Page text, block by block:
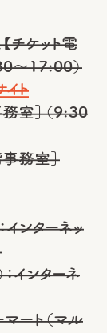
ケット電
～17:00）
ト
室］（9:30
事務室］
インターネッ
インターネ
マート（マル